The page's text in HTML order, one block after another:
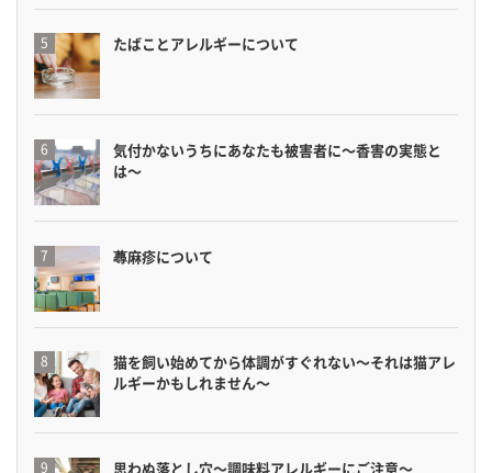
たばことアレルギーについて
気付かないうちにあなたも被害者に〜香害の実態と
は〜
蕁麻疹について
猫を飼い始めてから体調がすぐれない〜それは猫アレ
ルギーかもしれません〜
思わぬ落とし穴〜調味料アレルギーにご注意〜